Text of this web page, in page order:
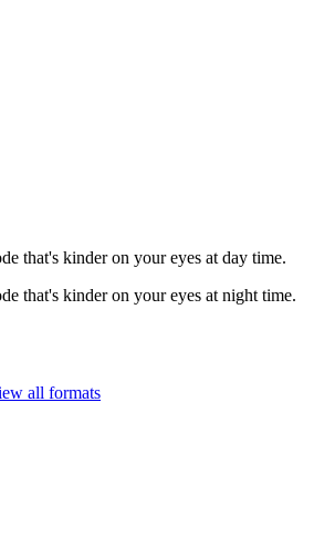
that's kinder on your eyes at day time.
that's kinder on your eyes at night time.
all formats